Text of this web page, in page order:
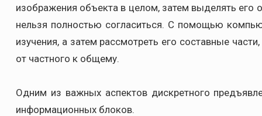
изображения объекта в целом, затем выделять
нельзя полностью согласиться. С помощью
изучения, а затем рассмотреть его составные
от частного к общему.
Одним из важных аспектов дискретного
информационных блоков.